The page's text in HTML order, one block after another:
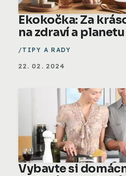
Ekokočka: Za
na zdraví a planetu
TIPY A RADY
22. 02. 2024
Vybavte si